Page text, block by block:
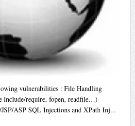
vulnerabilities : File Handling
include/require, fopen, readfile…)
ASP SQL Injections and XPath Inj...